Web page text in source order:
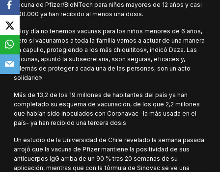
vacuna de Pfizer/BioNTech para niños mayores de 12 años y casi
700.000 ya han recibido al menos una dosis.
«Hoy día no tenemos vacunas para los niños menores de 6 años,
pero si vacunamos a toda la familia vamos a actuar de una manera
en capullo, protegiendo a los más chiquititos», indicó Daza. Las
vacunas, apuntó la subsecretaria, «son seguras, eficaces y,
además de proteger a cada una de las personas, son un acto
solidario».
Más de 13,2 de los 19 millones de habitantes del país ya han
completado su esquema de vacunación, de los que 2,2 millones
que habían sido inoculados con Coronavac -la más usada en el
país- ya han recibido una tercera dosis.
Un estudio de la Universidad de Chile revelado la semana pasada
arrojó que la vacuna de Pfizer mantiene la positividad de sus
anticuerpos IgG arriba de un 90 % tras 20 semanas de su
aplicación, mientras que con la fórmula de Sinovac se ve una